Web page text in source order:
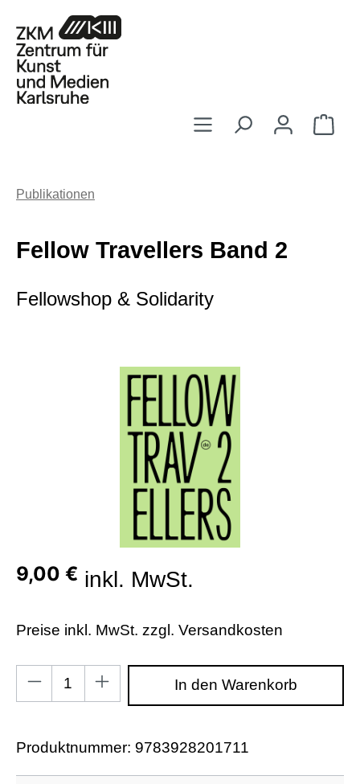
Zum Hauptinhalt springen
Publikationen
Fellow Travellers Band 2
Fellowshop & Solidarity
Bildergalerie überspringen
9,00 € inkl. MwSt.
Preise inkl. MwSt. zzgl. Versandkosten
Produkt Anzahl: Gib den gewünschten Wert ein
In den Warenkorb
Produktnummer: 9783928201711